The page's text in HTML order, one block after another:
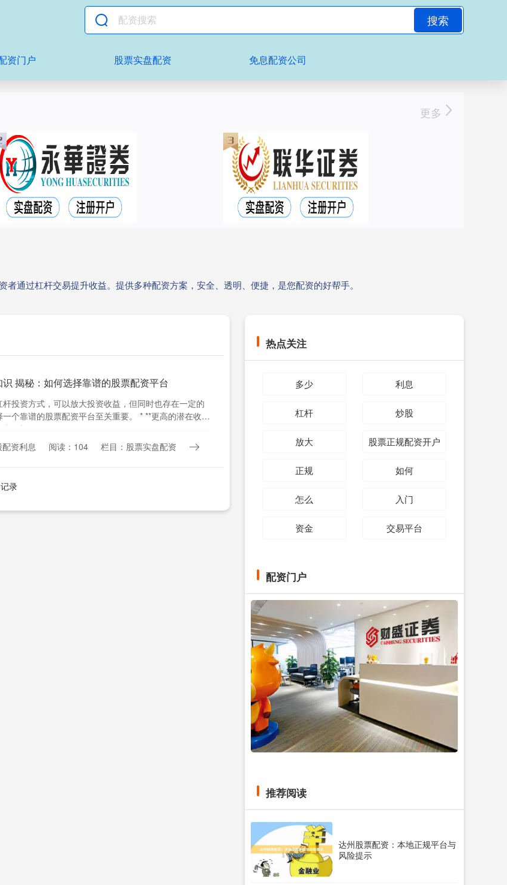
搜索
资门户 股票实盘配资 免息配资公司
更多
通过杠杆交易提升收益。提供多种配资方案，安全、透明、便捷，是您配资的好帮手。
揭秘：如何选择靠谱的股票配资平台
投资方式，可以放大投资收益，但同时也存在一定的
一个靠谱的股票配资平台至关重要。 * **更高的潜在收
放大收....
资利息 阅读：104 栏目：股票实盘配资
录
热点关注
多少 利息
杠杆 炒股
放大 股票正规配资开户
正规 如何
怎么 入门
资金 交易平台
配资门户
推荐阅读
达州股票配资：本地正规平台与
风险提示